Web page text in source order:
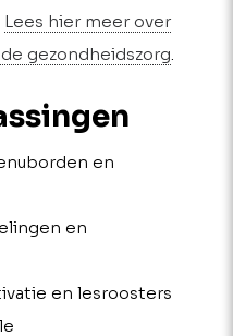
Lees hier meer over
gezondheidszorg
en
en
en lesroosters